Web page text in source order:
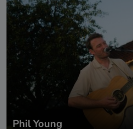
Phil Young